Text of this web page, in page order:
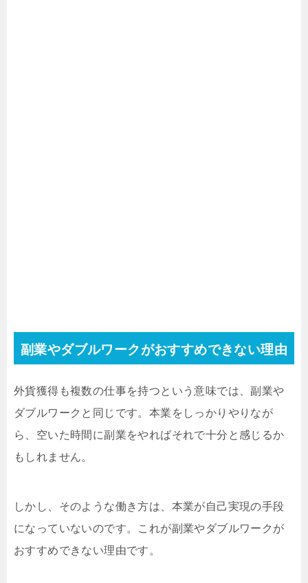
副業やダブルワークがおすすめできない理由
外貨獲得も複数の仕事を持つという意味では、副業や
ダブルワークと同じです。本業をしっかりやりなが
ら、空いた時間に副業をやればそれで十分と感じるか
もしれません。
しかし、そのような働き方は、本業が自己実現の手段
になっていないのです。これが副業やダブルワークが
おすすめできない理由です。